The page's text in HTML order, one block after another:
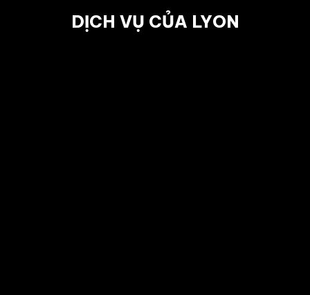
DỊCH VỤ CỦA LYON